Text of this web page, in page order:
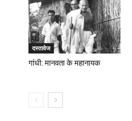
दस्तावेज
गांधी: मानवता के महानायक